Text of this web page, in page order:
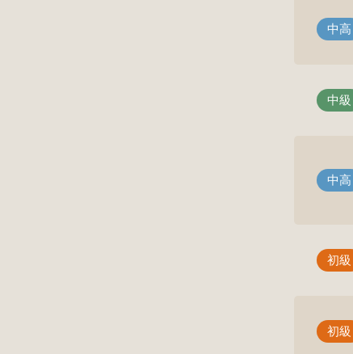
中高
中級
中高
初級
初級